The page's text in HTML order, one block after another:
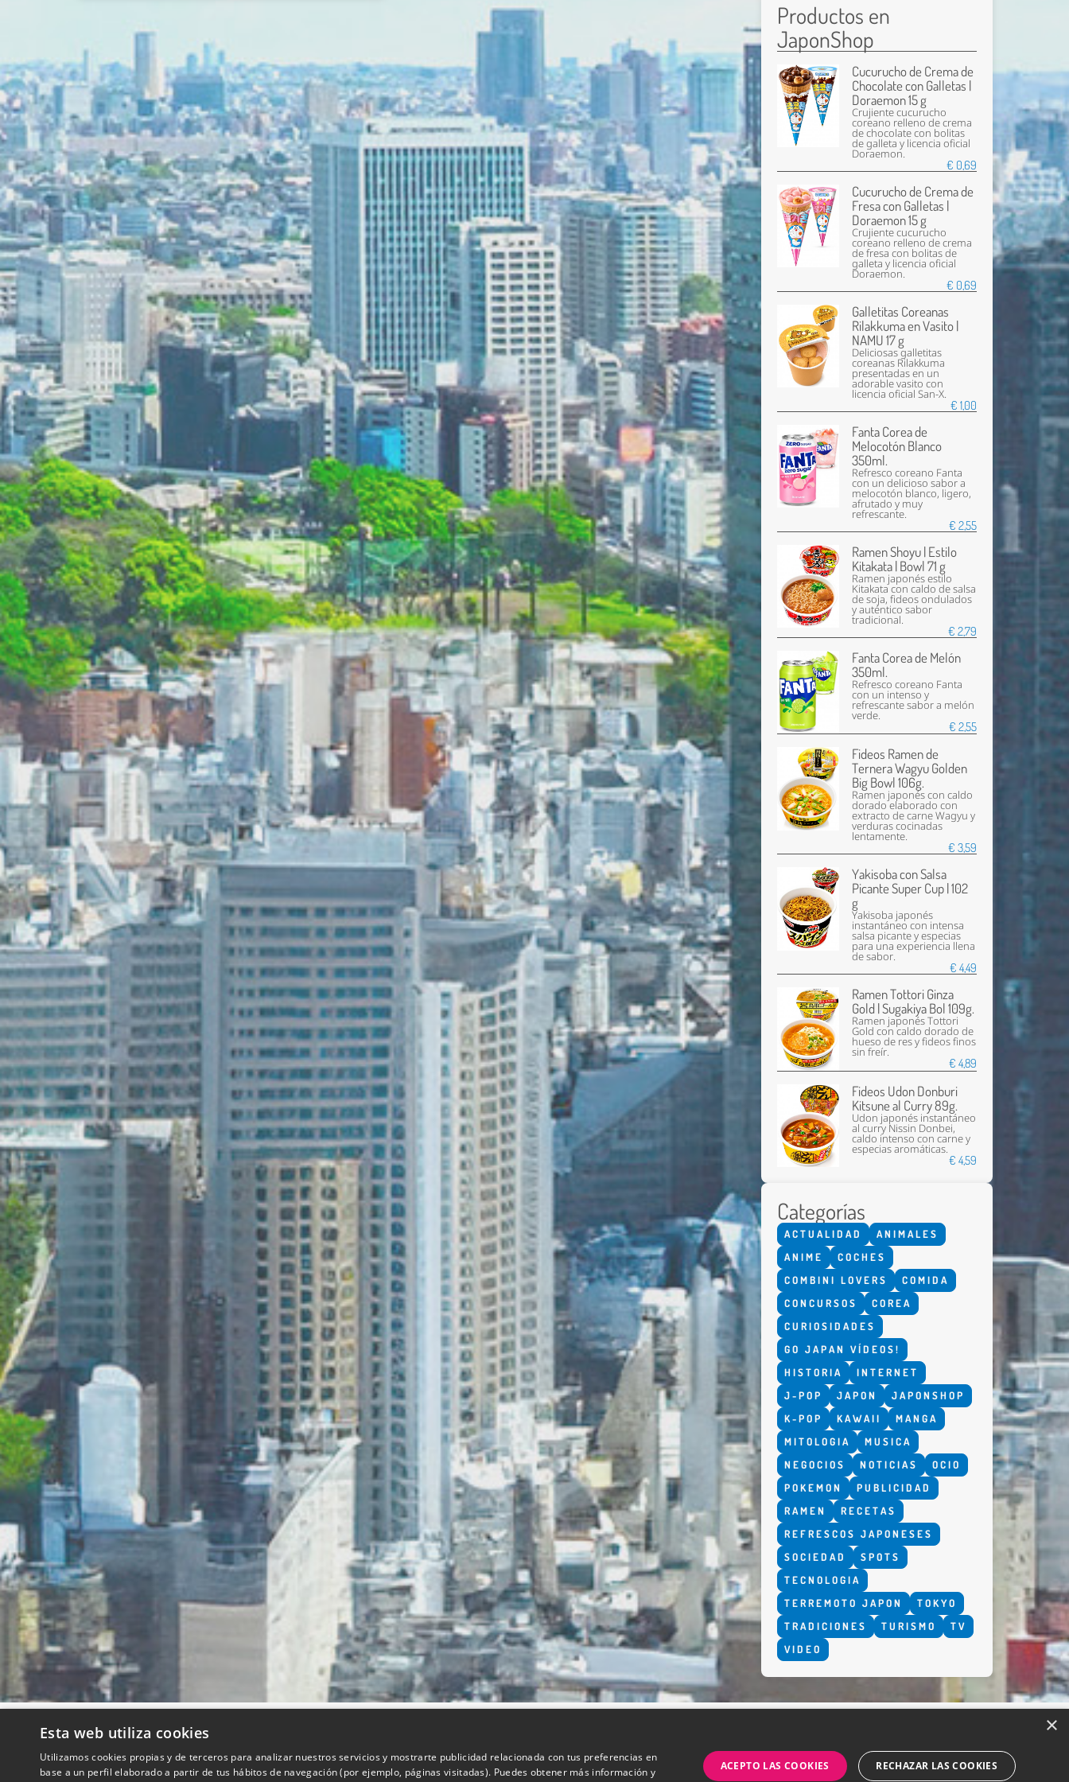
Productos en
JaponShop
Cucurucho de Crema de
Chocolate con Galletas |
Doraemon 15 g
Crujiente cucurucho
coreano relleno de crema
de chocolate con bolitas
de galleta y licencia oficial
Doraemon.
€ 0,69
Cucurucho de Crema de
Fresa con Galletas |
Doraemon 15 g
Crujiente cucurucho
coreano relleno de crema
de fresa con bolitas de
galleta y licencia oficial
Doraemon.
€ 0,69
Galletitas Coreanas
Rilakkuma en Vasito |
NAMU 17 g
Deliciosas galletitas
coreanas Rilakkuma
presentadas en un
adorable vasito con
licencia oficial San-X.
€ 1,00
Fanta Corea de
Melocotón Blanco
350ml.
Refresco coreano Fanta
con un delicioso sabor a
melocotón blanco, ligero,
afrutado y muy
refrescante.
€ 2,55
Ramen Shoyu | Estilo
Kitakata | Bowl 71 g
Ramen japonés estilo
Kitakata con caldo de salsa
de soja, fideos ondulados
y auténtico sabor
tradicional.
€ 2,79
Fanta Corea de Melón
350ml.
Refresco coreano Fanta
con un intenso y
refrescante sabor a melón
verde.
€ 2,55
Fideos Ramen de
Ternera Wagyu Golden
Big Bowl 106g.
Ramen japonés con caldo
dorado elaborado con
extracto de carne Wagyu y
verduras cocinadas
lentamente.
€ 3,59
Yakisoba con Salsa
Picante Super Cup | 102
g
Yakisoba japonés
instantáneo con intensa
salsa picante y especias
para una experiencia llena
de sabor.
€ 4,49
Ramen Tottori Ginza
Gold | Sugakiya Bol 109g.
Ramen japonés Tottori
Gold con caldo dorado de
hueso de res y fideos finos
sin freír.
€ 4,89
Fideos Udon Donburi
Kitsune al Curry 89g.
Udon japonés instantáneo
al curry Nissin Donbei,
caldo intenso con carne y
especias aromáticas.
€ 4,59
Categorías
ACTUALIDAD
ANIMALES
ANIME
COCHES
COMBINI LOVERS
COMIDA
CONCURSOS
COREA
CURIOSIDADES
GO JAPAN VÍDEOS!
HISTORIA
INTERNET
J-POP
JAPON
JAPONSHOP
K-POP
KAWAII
MANGA
MITOLOGIA
MUSICA
NEGOCIOS
NOTICIAS
OCIO
POKEMON
PUBLICIDAD
RAMEN
RECETAS
REFRESCOS JAPONESES
SOCIEDAD
SPOTS
TECNOLOGIA
TERREMOTO JAPON
TOKYO
TRADICIONES
TURISMO
TV
VIDEO
×
Esta web utiliza cookies
Utilizamos cookies propias y de terceros para analizar nuestros servicios y mostrarte publicidad relacionada con tus preferencias en
base a un perfil elaborado a partir de tus hábitos de navegación (por ejemplo, páginas visitadas). Puedes obtener más información y
ACEPTO LAS COOKIES RECHAZAR LAS COOKIES